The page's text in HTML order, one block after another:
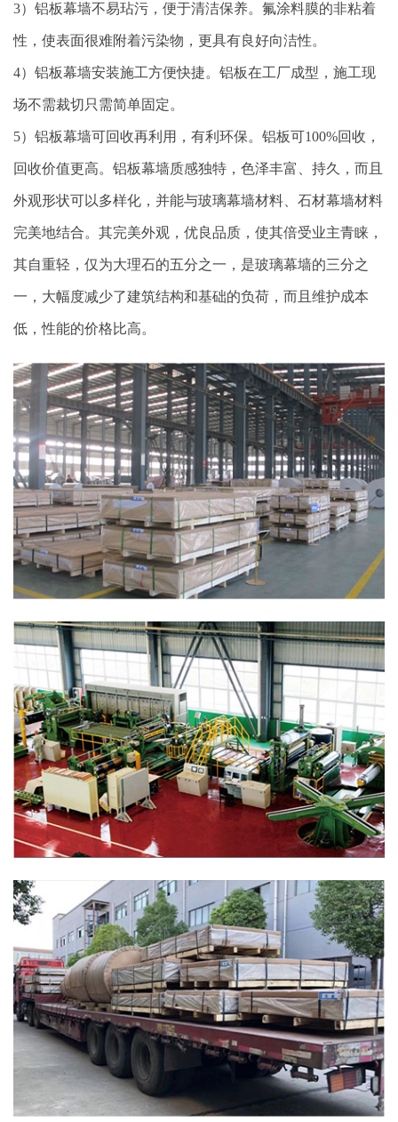
3）铝板幕墙不易玷污，便于清洁保养。氟涂料膜的非粘着
性，使表面很难附着污染物，更具有良好向洁性。
4）铝板幕墙安装施工方便快捷。铝板在工厂成型，施工现
场不需裁切只需简单固定。
5）铝板幕墙可回收再利用，有利环保。铝板可100%回收，
回收价值更高。铝板幕墙质感独特，色泽丰富、持久，而且
外观形状可以多样化，并能与玻璃幕墙材料、石材幕墙材料
完美地结合。其完美外观，优良品质，使其倍受业主青睐，
其自重轻，仅为大理石的五分之一，是玻璃幕墙的三分之
一，大幅度减少了建筑结构和基础的负荷，而且维护成本
低，性能的价格比高。